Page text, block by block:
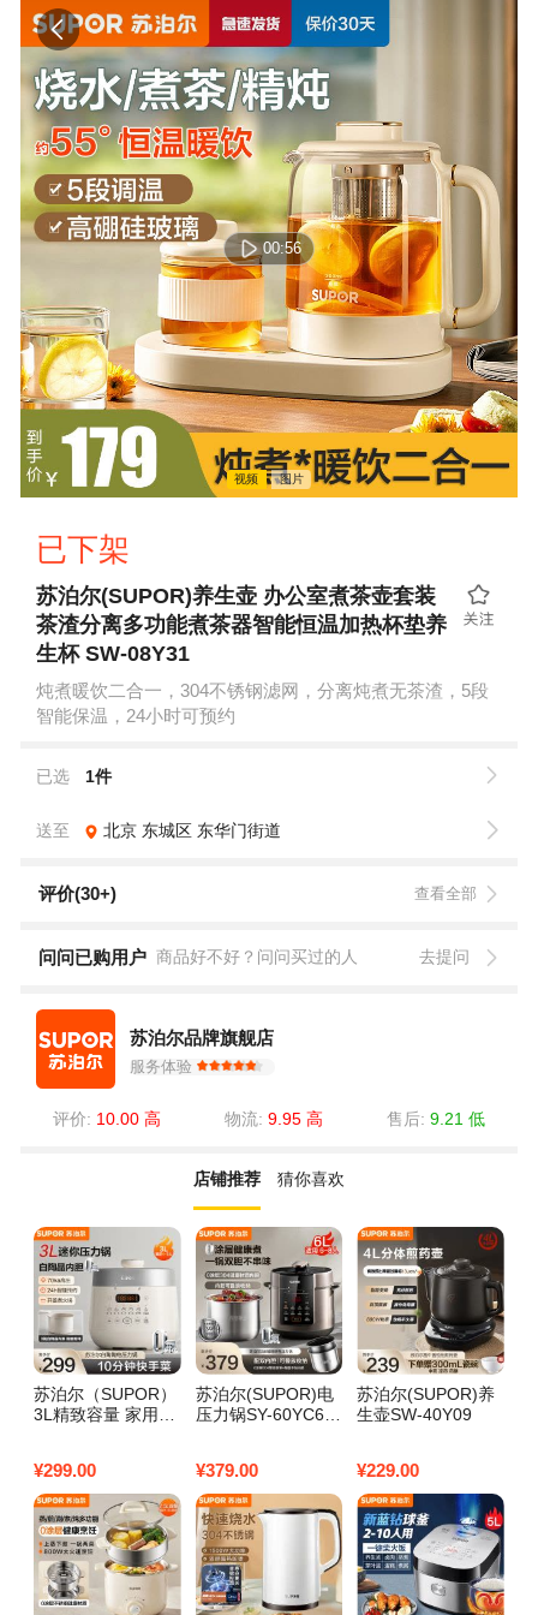
00:56
00:00:00 / 00:00:00
视频 图片
已下架
苏泊尔(SUPOR)养生壶 办公室煮茶壶套装
茶渣分离多功能煮茶器智能恒温加热杯垫养
生杯 SW-08Y31
炖煮暖饮二合一，304不锈钢滤网，分离炖煮无茶渣，5段
智能保温，24小时可预约
已选 1件
送至 北京 东城区 东华门街道
评价(30+) 查看全部
问问已购用户 商品好不好？问问买过的人 去提问
苏泊尔品牌旗舰店
服务体验
评价: 10.00 高 物流: 9.95 高 售后:9.21 低
店铺推荐 猜你喜欢
苏泊尔（SUPOR）
3L精致容量 家用2-
饭锅陶晶不粘内胆S
Y-30FC3006
¥299.00
苏泊尔(SUPOR)电
压力锅SY-60YC60
¥379.00
苏泊尔(SUPOR)养
生壶SW-40Y09
¥229.00